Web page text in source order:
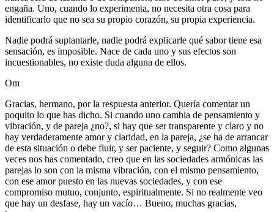
engaña. Uno, cuando lo experimenta, no necesita otra cosa para
identificarlo que no sea su propio corazón, su propia experiencia.
Nadie podrá suplantarle, nadie podrá explicarle qué sabor tiene esa
sensación, es imposible. Nace de cada uno y sus efectos son
incuestionables, no existe duda alguna de ellos.
Om
Gracias, hermano, por la respuesta anterior. Quería comentar un
poquito lo que has dicho. Si cuando uno cambia de pensamiento y
vibración, y de pareja ¿no?, si hay que ser transparente y claro y no
hay verdaderamente amor y claridad, en la pareja, ¿se ha de arrancar
de esta situación o debe fluir, y ser paciente, y seguir? Como algunas
veces nos has comentado, creo que en las sociedades armónicas las
parejas lo son con la misma vibración, con el mismo pensamiento,
con ese amor puesto en las nuevas sociedades, y con ese
compromiso mutuo, conjunto, espiritualmente. Si no realmente veo
que hay un desfase, hay un vacío… Bueno, muchas gracias,